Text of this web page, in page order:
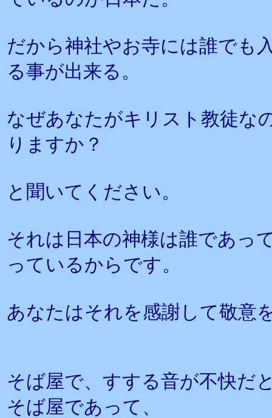
だから神社やお寺には誰でも
る事が出来る。
なぜあなたがキリスト教徒な
りますか？
と聞いてください。
それは日本の神様は誰であっ
っているからです。
あなたはそれを感謝して敬意
そば屋で、すする音が不快だ
そば屋であって、